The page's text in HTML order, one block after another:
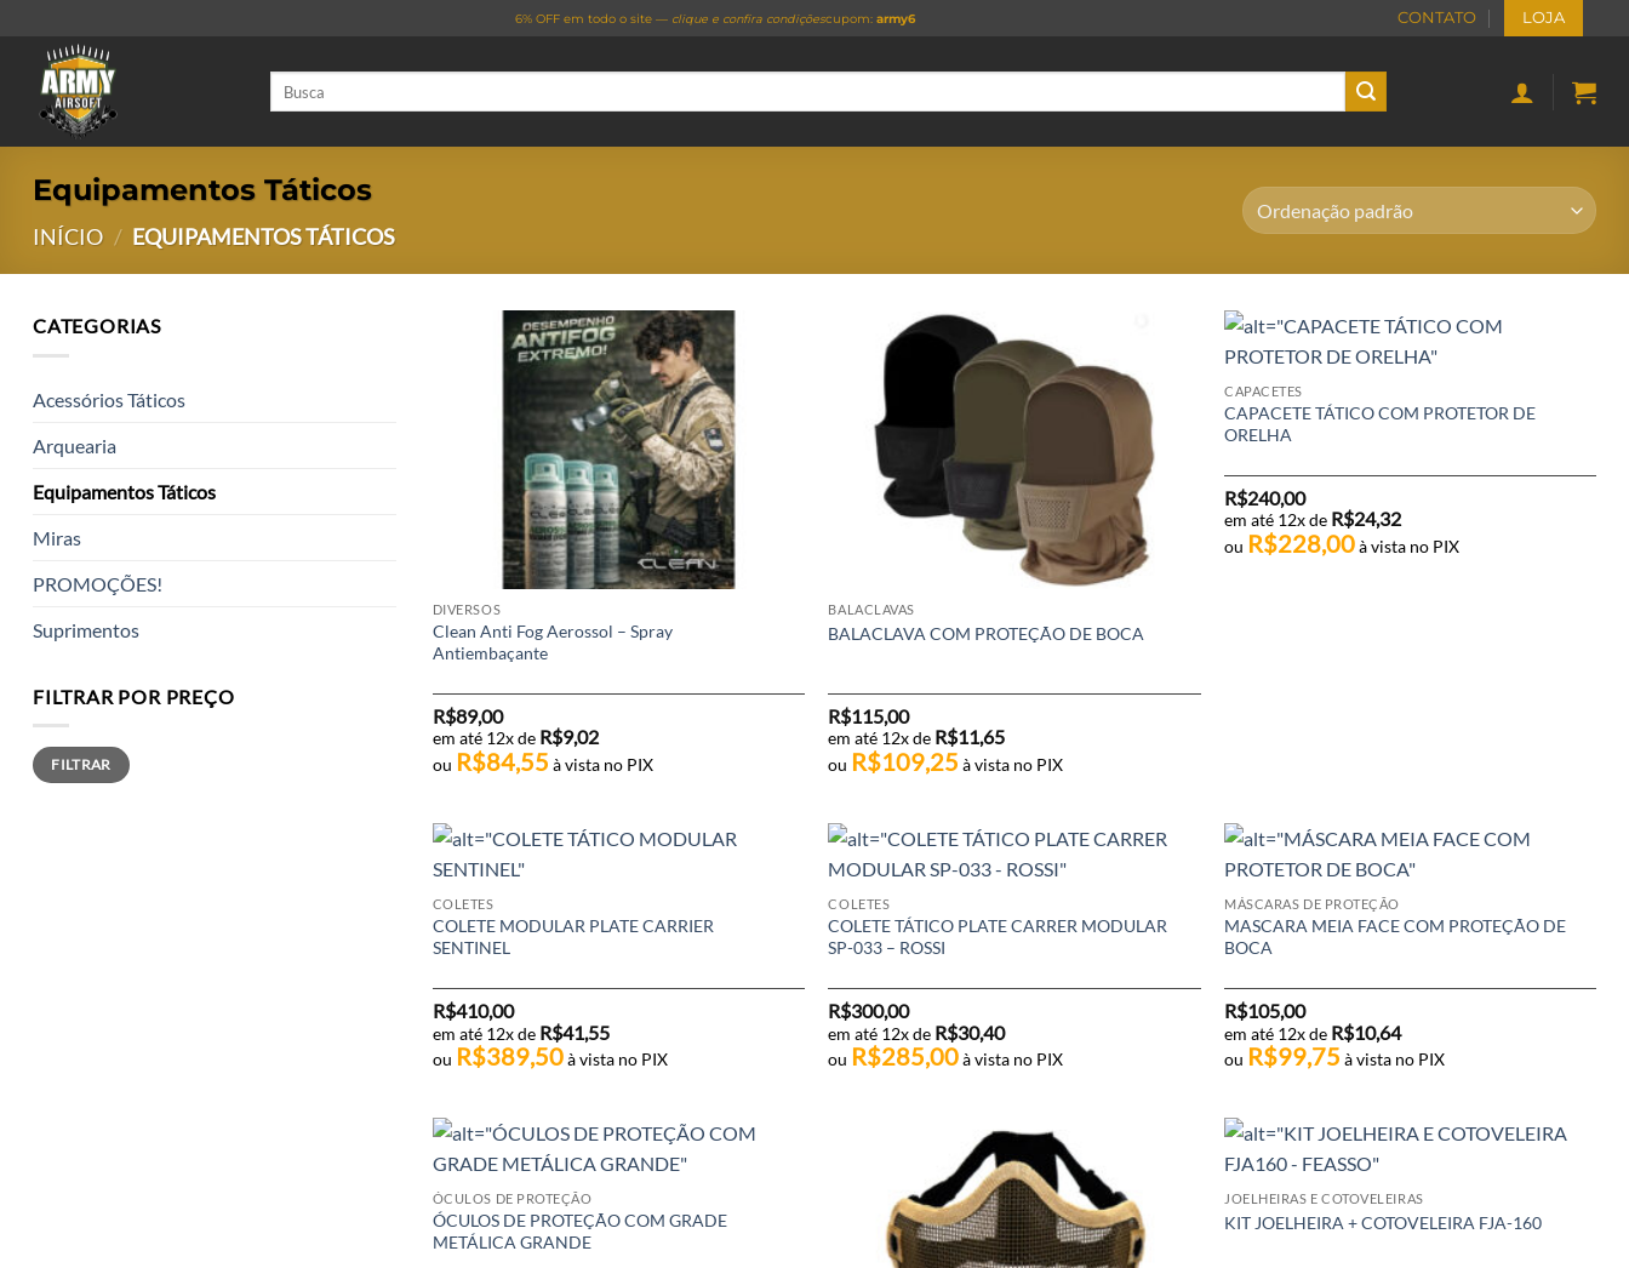
content
6% OFF em todo o site — clique e confira condiçõescupom:army6 CONTATO LOJA
Equipamentos Táticos
INÍCIO / EQUIPAMENTOS TÁTICOS
CATEGORIAS
Acessórios Táticos
Arquearia
Equipamentos Táticos
Miras
PROMOÇÕES!
Suprimentos
FILTRAR POR PREÇO
Preço
mínimo
Preço
máximo
FILTRAR
DIVERSOS
Clean Anti Fog Aerossol – Spray
Antiembaçante
R$89,00
em até 12x de R$9,02
ou R$84,55 à vista no PIX
BALACLAVAS
BALACLAVA COM PROTEÇÃO DE BOCA
R$115,00
em até 12x de R$11,65
ou R$109,25 à vista no PIX
CAPACETES
CAPACETE TÁTICO COM PROTETOR DE
ORELHA
R$240,00
em até 12x de R$24,32
ou R$228,00à vista no PIX
COLETES
COLETE MODULAR PLATE CARRIER
SENTINEL
R$410,00
em até 12x de R$41,55
ou R$389,50à vista no PIX
COLETES
COLETE TÁTICO PLATE CARRER MODULAR
SP-033 – ROSSI
R$300,00
em até 12x de R$30,40
ou R$285,00 à vista no PIX
MÁSCARAS DE PROTEÇÃO
MASCARA MEIA FACE COM PROTEÇÃO DE
BOCA
R$105,00
em até 12x de R$10,64
ou R$99,75 à vista no PIX
ÓCULOS DE PROTEÇÃO
ÓCULOS DE PROTEÇÃO COM GRADE
METÁLICA GRANDE
JOELHEIRAS E COTOVELEIRAS
KIT JOELHEIRA + COTOVELEIRA FJA-160